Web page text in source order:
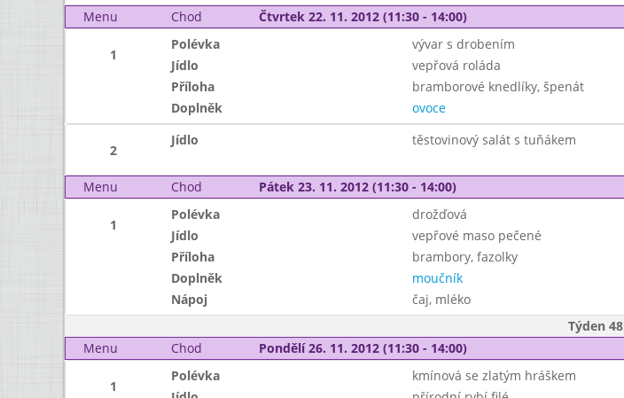
Menu
Chod Čtvrtek 22. 11. 2012 (11:30 - 14:00)
1
Polévka
vývar s drobením
Jídlo
vepřová roláda
Příloha
bramborové knedlíky, špenát
Doplněk
ovoce
2
Jídlo těstovinový salát s tuňákem
Menu Chod Pátek 23. 11. 2012 (11:30 - 14:00)
1
Polévka
drožďová
Jídlo
vepřové maso pečené
Příloha
brambory, fazolky
Doplněk
moučník
Nápoj
čaj, mléko
Týden 48
Menu
Chod Pondělí 26. 11. 2012 (11:30 - 14:00)
1
Polévka
kmínová se zlatým hráškem